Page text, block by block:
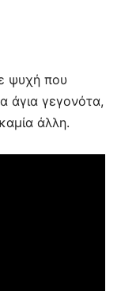
ψυχή που
άγια γεγονότα,
άλλη.